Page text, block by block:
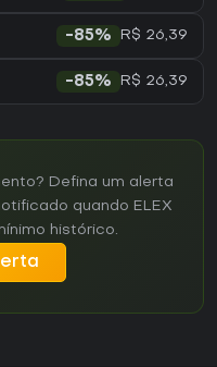
-85% R$ 26,39
-85% R$ 26,39
Defina um alerta
quando ELEX
histórico.